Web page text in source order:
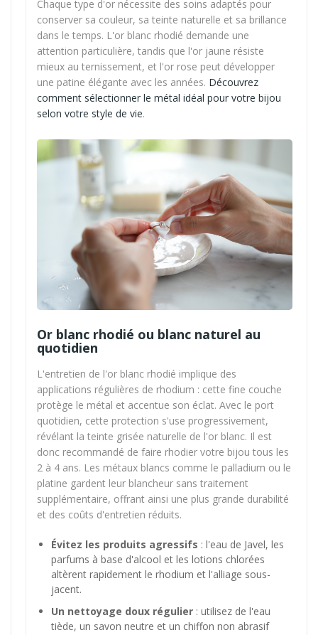
Chaque type d'or nécessite des soins adaptés pour
conserver sa couleur, sa teinte naturelle et sa brillance
dans le temps. L'or blanc rhodié demande une
attention particulière, tandis que l'or jaune résiste
mieux au ternissement, et l'or rose peut développer
une patine élégante avec les années. Découvrez
comment sélectionner le métal idéal pour votre bijou
selon votre style de vie.
Or blanc rhodié ou blanc naturel au
quotidien
L'entretien de l'or blanc rhodié implique des
applications régulières de rhodium : cette fine couche
protège le métal et accentue son éclat. Avec le port
quotidien, cette protection s'use progressivement,
révélant la teinte grisée naturelle de l'or blanc. Il est
donc recommandé de faire rhodier votre bijou tous les
2 à 4 ans. Les métaux blancs comme le palladium ou le
platine gardent leur blancheur sans traitement
supplémentaire, offrant ainsi une plus grande durabilité
et des coûts d'entretien réduits.
Évitez les produits agressifs : l'eau de Javel, les
parfums à base d'alcool et les lotions chlorées
altèrent rapidement le rhodium et l'alliage sous-
jacent.
Un nettoyage doux régulier : utilisez de l'eau
tiède, un savon neutre et un chiffon non abrasif